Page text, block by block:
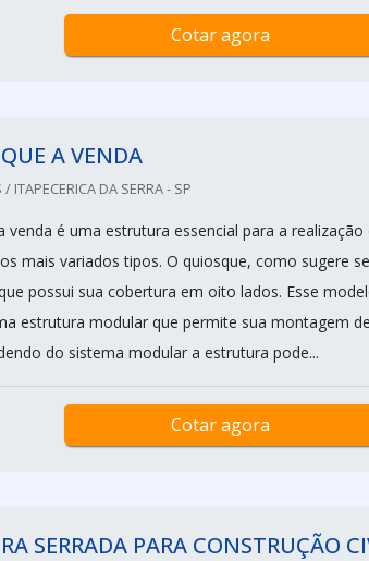
Cotar agora
A VENDA
ITAPECERICA DA SERRA - SP
venda é uma estrutura essencial para a realização
mais variados tipos. O quiosque, como sugere
possui sua cobertura em oito lados. Esse
estrutura modular que permite sua montagem
do sistema modular a estrutura pode...
Cotar agora
SERRADA PARA CONSTRUÇÃO